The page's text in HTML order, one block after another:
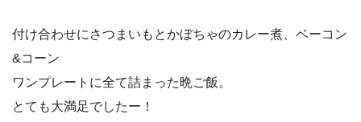
付け合わせにさつまいもとかぼちゃのカレー煮、ベーコン
&コーン
ワンプレートに全て詰まった晩ご飯。
とても大満足でしたー！